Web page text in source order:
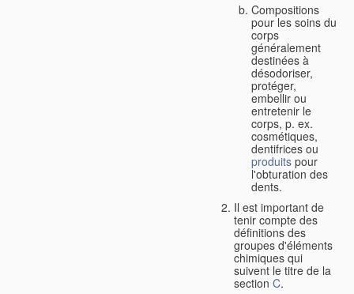
Compositions
pour les soins du
corps
généralement
destinées à
désodoriser,
protéger,
embellir ou
entretenir le
corps, p. ex.
cosmétiques,
dentifrices ou
produits pour
l'obturation des
dents.
Il est important de
tenir compte des
définitions des
groupes d'éléments
chimiques qui
suivent le titre de la
section C.